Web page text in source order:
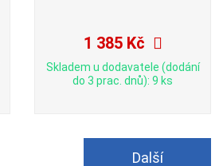
1 385 Kč
Skladem u dodavatele (dodání
do 3 prac. dnů): 9 ks
Další